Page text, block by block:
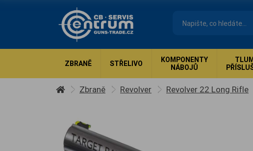
ZBRANĚ STŘELIVO
KOMPONENTY
NÁBOJŮ
Zbraně Revolver Revolver 22 Long Rifle